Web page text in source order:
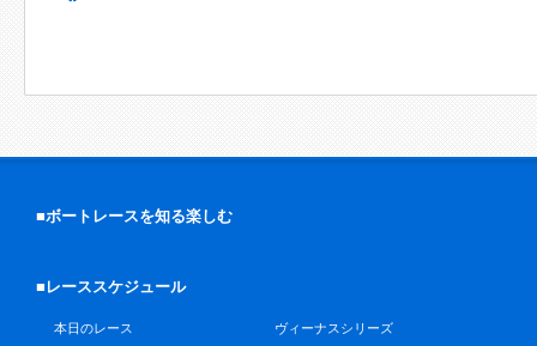
■ボートレースを知る楽しむ
■レーススケジュール
本日のレース
ヴィーナスシリーズ